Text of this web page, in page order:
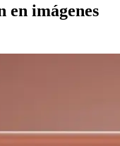
imágenes